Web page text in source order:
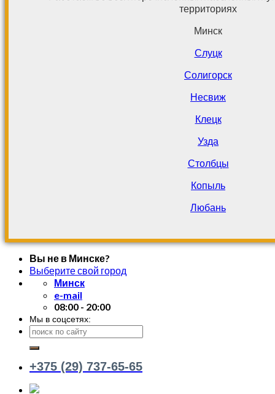
территориях
Минск
Слуцк
Солигорск
Несвиж
Клецк
Узда
Столбцы
Копыль
Любань
Вы не в Минске?
Выберите свой город
Минск
e-mail
08:00 - 20:00
Мы в соцсетях:
+375 (29) 737-65-65